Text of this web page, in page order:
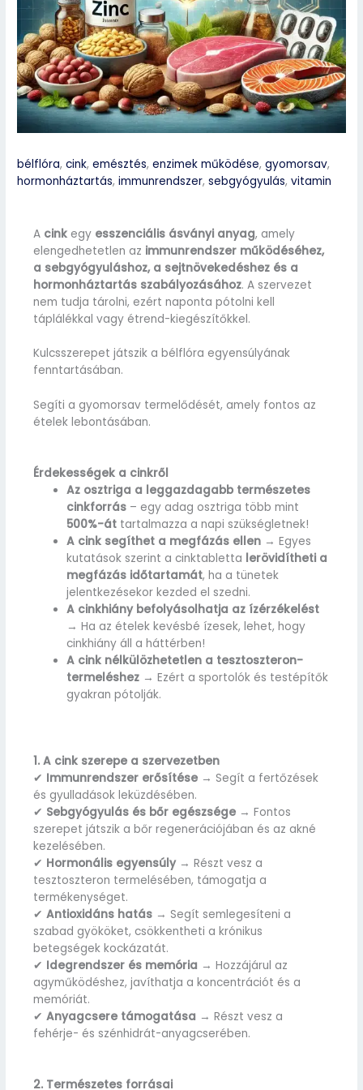
bélflóra,cink,emésztés,enzimek működése,gyomorsav,
hormonháztartás,immunrendszer,sebgyógyulás,vitamin
A cink egy esszenciális ásványi anyag, amely
elengedhetetlen az immunrendszer működéséhez,
a sebgyógyuláshoz, a sejtnövekedéshez és a
hormonháztartás szabályozásához. A szervezet
nem tudja tárolni, ezért naponta pótolni kell
táplálékkal vagy étrend-kiegészítőkkel.
Kulcsszerepet játszik a bélflóra egyensúlyának
fenntartásában.
Segíti a gyomorsav termelődését, amely fontos az
ételek lebontásában.
Érdekességek a cinkről
Az osztriga a leggazdagabb természetes
cinkforrás – egy adag osztriga több mint
500%-át tartalmazza a napi szükségletnek!
A cink segíthet a megfázás ellen → Egyes
kutatások szerint a cinktabletta lerövidítheti a
megfázás időtartamát, ha a tünetek
jelentkezésekor kezded el szedni.
A cinkhiány befolyásolhatja az ízérzékelést
→ Ha az ételek kevésbé ízesek, lehet, hogy
cinkhiány áll a háttérben!
A cink nélkülözhetetlen a tesztoszteron-
termeléshez → Ezért a sportolók és testépítők
gyakran pótolják.
1. A cink szerepe a szervezetben
✔ Immunrendszer erősítése → Segít a fertőzések
és gyulladások leküzdésében.
✔ Sebgyógyulás és bőr egészsége → Fontos
szerepet játszik a bőr regenerációjában és az akné
kezelésében.
✔ Hormonális egyensúly→ Részt vesz a
tesztoszteron termelésében, támogatja a
termékenységet.
✔Antioxidáns hatás → Segít semlegesíteni a
szabad gyököket, csökkentheti a krónikus
betegségek kockázatát.
✔ Idegrendszer és memória → Hozzájárul az
agyműködéshez, javíthatja a koncentrációt és a
memóriát.
✔Anyagcsere támogatása → Részt vesz a
fehérje- és szénhidrát-anyagcserében.
2. Természetes forrásai